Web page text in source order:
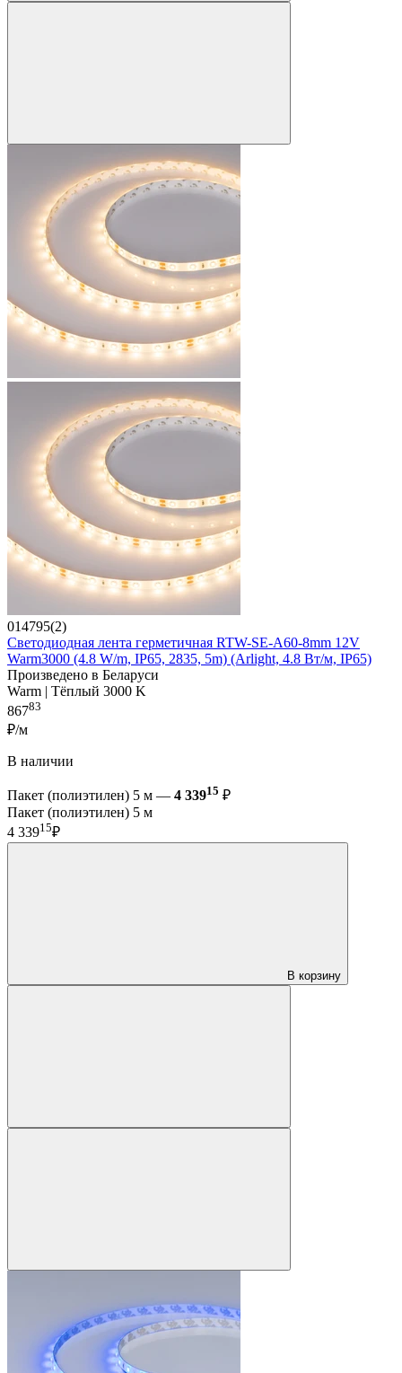
014795(2)
Светодиодная лента герметичная RTW-SE-A60-8mm 12V
Warm3000 (4.8 W/m, IP65, 2835, 5m) (Arlight, 4.8 Вт/м, IP65)
Произведено в Беларуси
Warm | Тёплый 3000 K
86783
₽/м
В наличии
Пакет (полиэтилен) 5 м — 4 33915 ₽
Пакет (полиэтилен) 5 м
4 33915₽
В корзину